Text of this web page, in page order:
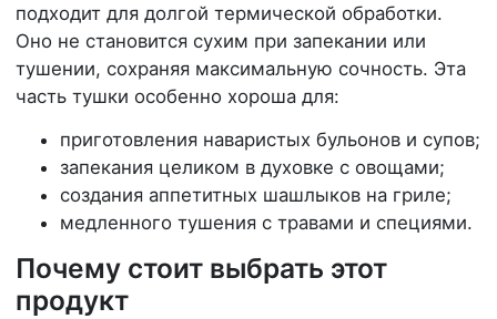
подходит для долгой термической обработки.
Оно не становится сухим при запекании или
тушении, сохраняя максимальную сочность. Эта
часть тушки особенно хороша для:
приготовления наваристых бульонов и супов;
запекания целиком в духовке с овощами;
создания аппетитных шашлыков на гриле;
медленного тушения с травами и специями.
Почему стоит выбрать этот
продукт